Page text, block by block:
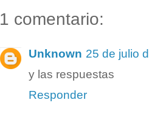
1 comentario:
Unknown 25 de julio
y las respuestas
Responder